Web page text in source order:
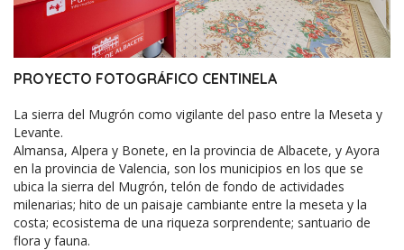
PROYECTO FOTOGRÁFICO CENTINELA
La sierra del Mugrón como vigilante del paso entre la Meseta y
Levante.
Almansa, Alpera y Bonete, en la provincia de Albacete, y Ayora
en la provincia de Valencia, son los municipios en los que se
ubica la sierra del Mugrón, telón de fondo de actividades
milenarias; hito de un paisaje cambiante entre la meseta y la
costa; ecosistema de una riqueza sorprendente; santuario de
flora y fauna.